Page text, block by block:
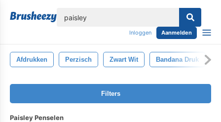
Inloggen Aanmelden
Afdrukken Perzisch Zwart Wit Bandana Druk
Filters
Paisley Penselen